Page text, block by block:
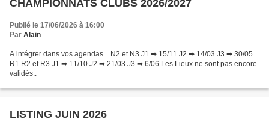
CHAMPIONNATS CLUBS 2026/2027
Publié le 17/06/2026 à 16:00
Par Alain
A intégrer dans vos agendas... N2 et N3 J1 ➡ 15/11 J2 ➡ 14/03 J3 ➡ 30/05
R1 R2 et R3 J1 ➡ 11/10 J2 ➡ 21/03 J3 ➡ 6/06 Les Lieux ne sont pas encore
validés..
LISTING JUIN 2026